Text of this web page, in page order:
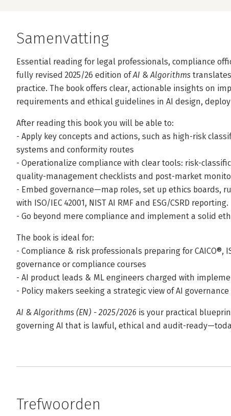
Samenvatting
Essential reading for legal professionals, compliance
fully revised 2025/26 edition ofAI & Algorithms
practice. The book offers clear, actionable insights on
requirements and ethical guidelines in AI design,
After reading this book you will be able to:
- Apply key concepts and actions, such as high-risk
systems and conformity routes
- Operationalize compliance with clear tools: risk-
quality-management checklists and post-market
- Embed governance—map roles, set up ethics boards,
with ISO/IEC 42001, NIST AI RMF and ESG/CSRD reporting.
- Go beyond mere compliance and implement a solid
The book is ideal for:
- Compliance & risk professionals preparing for CAICO®,
governance or compliance courses
- AI product leads & ML engineers charged with
- Policy makers seeking a strategic view of AI
AI & Algorithms (EN) - 2025/2026 is your practical
governing AI that is lawful, ethical and audit-
Trefwoorden